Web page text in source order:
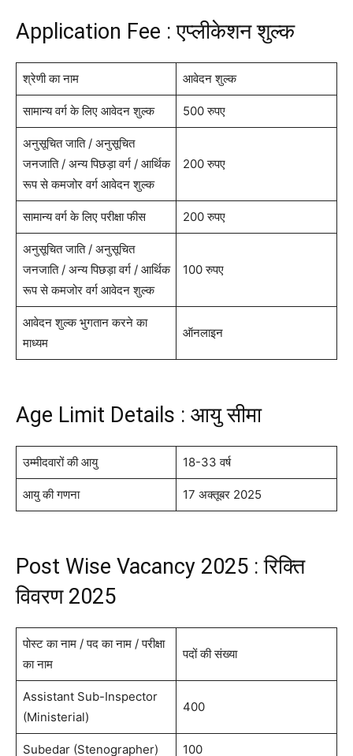
Application Fee : एप्लीकेशन शुल्क
श्रेणी का नाम आवेदन शुल्क
सामान्य वर्ग के लिए आवेदन शुल्क 500 रुपए
अनुसूचित जाति / अनुसूचित
जनजाति / अन्य पिछड़ा वर्ग / आर्थिक
रूप से कमजोर वर्ग आवेदन शुल्क
200 रुपए
सामान्य वर्ग के लिए परीक्षा फीस 200 रुपए
अनुसूचित जाति / अनुसूचित
जनजाति / अन्य पिछड़ा वर्ग / आर्थिक
रूप से कमजोर वर्ग आवेदन शुल्क
100 रुपए
आवेदन शुल्क भुगतान करने का
माध्यम
ऑनलाइन
Age Limit Details : आयु सीमा
उम्मीदवारों की आयु 18-33 वर्ष
आयु की गणना 17 अक्तूबर 2025
Post Wise Vacancy 2025 : रिक्ति
विवरण 2025
पोस्ट का नाम / पद का नाम / परीक्षा
का नाम
पदों की संख्या
Assistant Sub-Inspector
(Ministerial)
400
Subedar (Stenographer) 100